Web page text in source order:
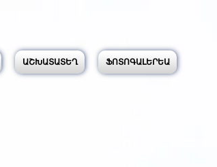
ԱՇԽԱՏԱՏԵՂ ՖՈՏՈԳԱԼԵՐԵԱ